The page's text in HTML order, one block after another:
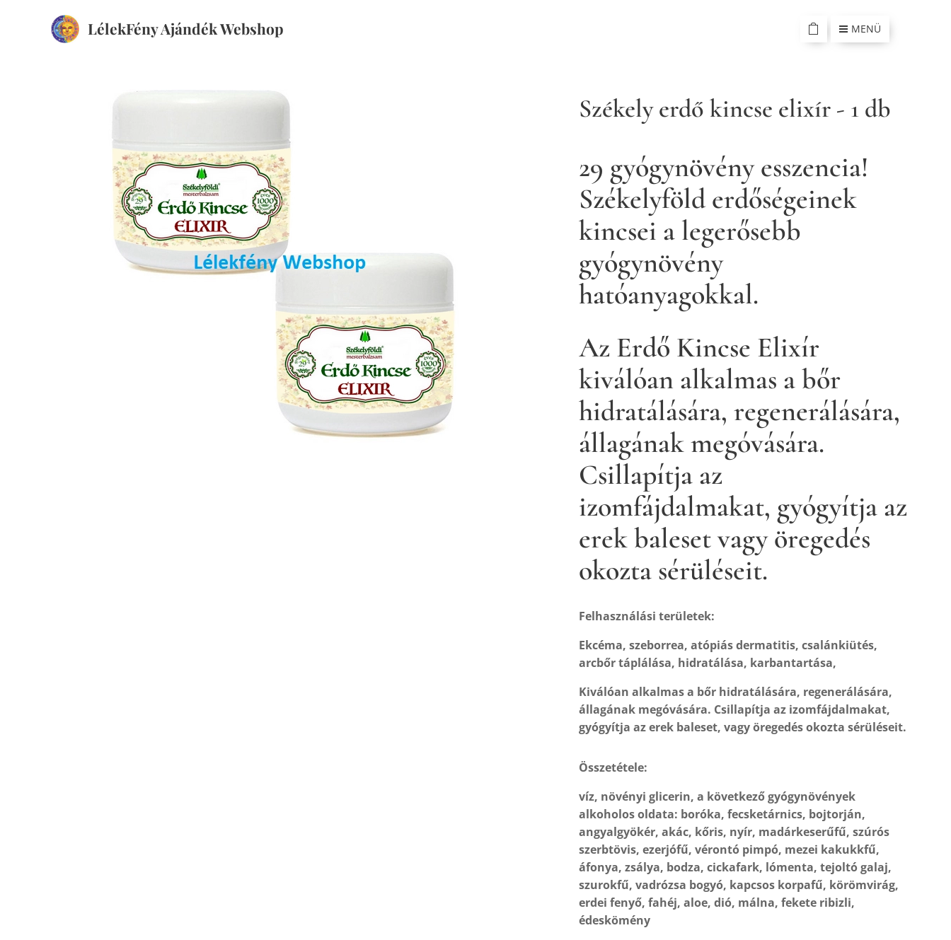
LélekFény Ajándék Webshop MENÜ
Székely erdő kincse elixír - 1 db
29 gyógynövény esszencia!
Székelyföld erdőségeinek
kincsei a legerősebb
gyógynövény
hatóanyagokkal.
Az Erdő Kincse Elixír
kiválóan alkalmas a bőr
hidratálására, regenerálására,
állagának megóvására.
Csillapítja az
izomfájdalmakat, gyógyítja az
erek baleset vagy öregedés
okozta sérüléseit.
Felhasználási területek:
Ekcéma, szeborrea, atópiás dermatitis, csalánkiütés,
arcbőr táplálása, hidratálása, karbantartása,
Kiválóan alkalmas a bőr hidratálására, regenerálására,
állagának megóvására. Csillapítja az izomfájdalmakat,
gyógyítja az erek baleset, vagy öregedés okozta sérüléseit.
Összetétele:
víz, növényi glicerin, a következő gyógynövények
alkoholos oldata: boróka, fecsketárnics, bojtorján,
angyalgyökér, akác, kőris, nyír, madárkeserűfű, szúrós
szerbtövis, ezerjófű, vérontó pimpó, mezei kakukkfű,
áfonya, zsálya, bodza, cickafark, lómenta, tejoltó galaj,
szurokfű, vadrózsa bogyó, kapcsos korpafű, körömvirág,
erdei fenyő, fahéj, aloe, dió, málna, fekete ribizli,
édeskömény